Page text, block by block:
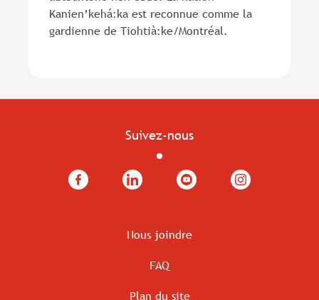
Kanien’kehá:ka est reconnue comme la
gardienne de Tiohtià:ke/Montréal.
Suivez-nous
Facebook LinkedIn YouTube Instagram
Nous joindre
FAQ
Plan du site